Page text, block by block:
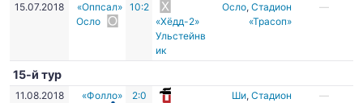
15.07.2018
«Оппсал»
Осло
10:2
«Хёдд-2»
Ульстейнв
ик
Осло,Стадион
«Трасоп»
—
15-й тур
11.08.2018
«Фолло»
2:0
Ши,Стадион
—